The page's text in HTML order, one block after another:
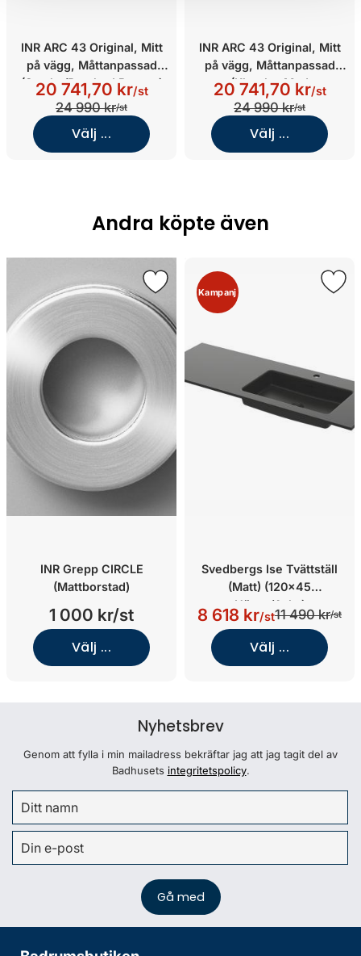
INR ARC 43 Original, Mitt
på vägg, Måttanpassad
(Smoke/Brushed Bronze)
20 741,70 kr/st
24 990 kr/st
Välj ...
INR ARC 43 Original, Mitt
på vägg, Måttanpassad
(Klarglas Med
Timeless/Brushed Brass)
20 741,70 kr/st
24 990 kr/st
Välj ...
Andra köpte även
INR Grepp CIRCLE
(Mattborstad)
1 000 kr/st
Välj ...
Kampanj
Svedbergs Ise Tvättställ
(Matt) (120x45
Höger/Aska)
8 618 kr/st11 490 kr/st
Välj ...
Nyhetsbrev
Genom att fylla i min mailadress bekräftar jag att jag tagit del av
Badhusets integritetspolicy.